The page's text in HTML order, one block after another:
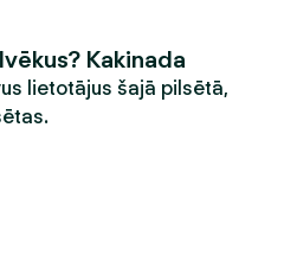
Kakinada
lietotājus šajā pilsētā,